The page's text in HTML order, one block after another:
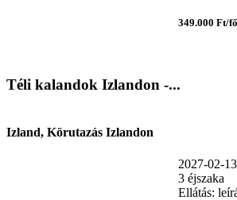
349.000 Ft/
Téli kalandok Izlandon -...
Izland, Körutazás Izlandon
2027-02-
3 éjszaka
Ellátás: